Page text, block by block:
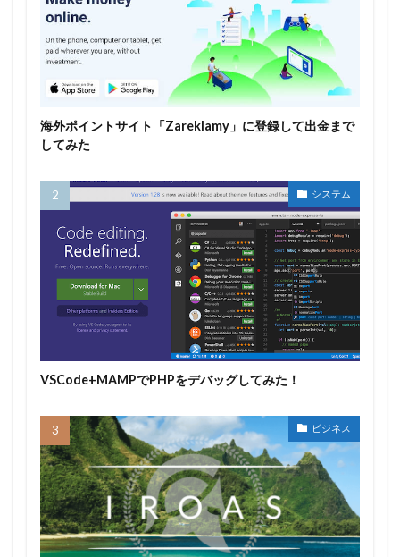
海外ポイントサイト「Zareklamy」に登録して出金まで
してみた
システム
VSCode+MAMPでPHPをデバッグしてみた！
ビジネス